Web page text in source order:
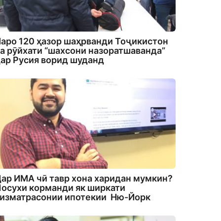
120 ҳазор шаҳрванди Тоҷикистон
рӯйхати “шахсони назоратшаванда”
Русия ворид шуданд
ИМА чӣ тавр хона харидан мумкин?
корманди як ширкати
ипотекии Ню-Йорк